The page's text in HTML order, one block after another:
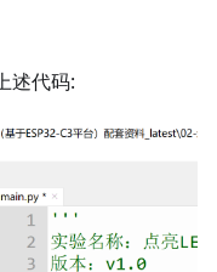
述代码: